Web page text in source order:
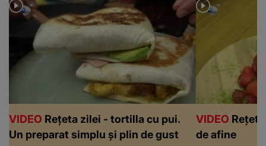
VIDEO Rețeta zilei - tortilla cu pui.
Un preparat simplu și plin de gust
VIDEO
de afine